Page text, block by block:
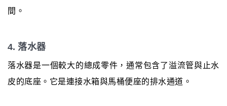
間。
4. 落水器
落水器是一個較大的總成零件，通常包含了溢流管與止水
皮的底座。它是連接水箱與馬桶便座的排水通道。